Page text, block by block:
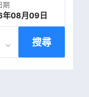
期
08月09日
搜尋